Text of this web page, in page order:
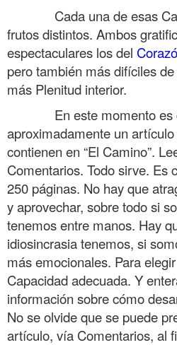
Cada una de esas
frutos distintos. Ambos
espectaculares los del
pero también más difíciles
más Plenitud interior.
En este momento
aproximadamente un
contienen en “El Camino”.
Comentarios. Todo sirve. Es
250 páginas. No hay que
y aprovechar, sobre todo si
tenemos entre manos. Hay
idiosincrasia tenemos, si
más emocionales. Para
Capacidad adecuada. Y
información sobre cómo
No se olvide que se puede
artículo, vía Comentarios, al